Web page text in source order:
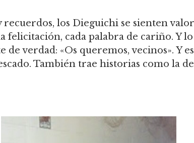
los Dieguichi se sienten
felicitación, cada palabra de cariño. Y
de verdad: «Os queremos, vecinos». Y
También trae historias como la